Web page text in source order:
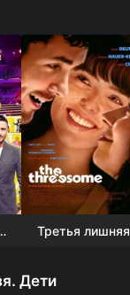
вместе! Третья лишняя
Дети